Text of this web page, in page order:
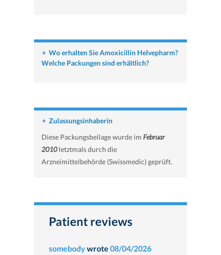
+ Wo erhalten Sie Amoxicillin Helvepharm?
Welche Packungen sind erhältlich?
+ Zulassungsinhaberin
Diese Packungsbeilage wurde im Februar
2010letztmals durch die
Arzneimittelbehörde (Swissmedic) geprüft.
Patient reviews
somebodywrote 08/04/2026